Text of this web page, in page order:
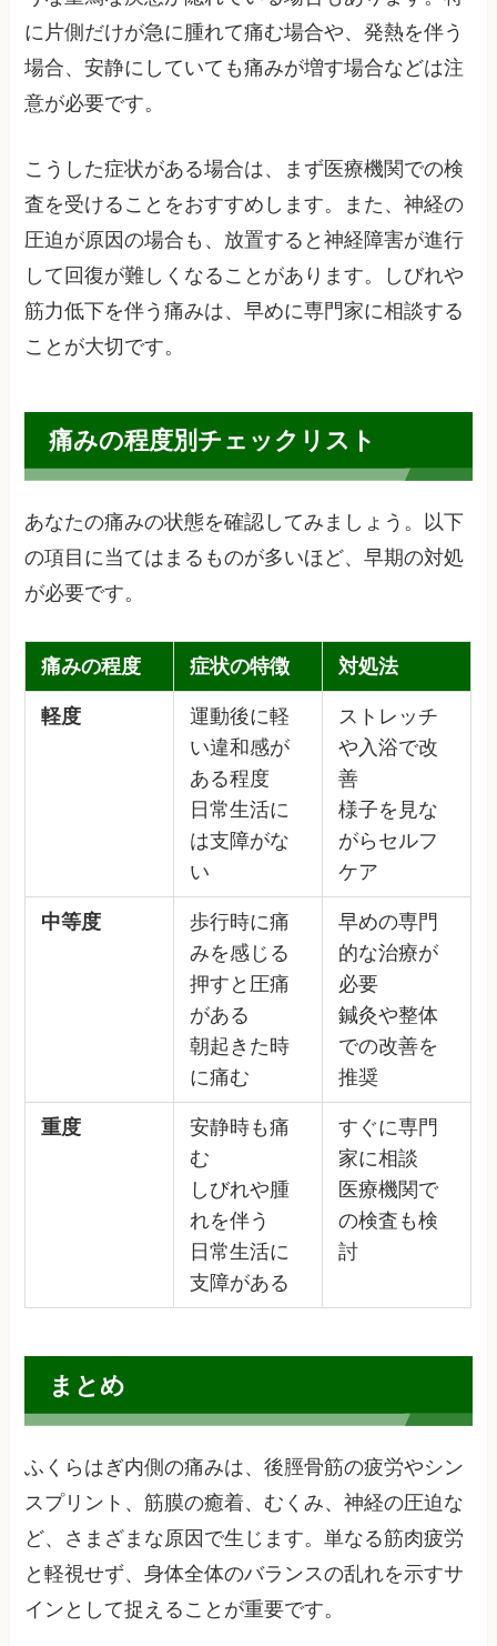
に片側だけが急に腫れて痛む場合や、発熱を伴う
場合、安静にしていても痛みが増す場合などは注
意が必要です。
こうした症状がある場合は、まず医療機関での検
査を受けることをおすすめします。また、神経の
圧迫が原因の場合も、放置すると神経障害が進行
して回復が難しくなることがあります。しびれや
筋力低下を伴う痛みは、早めに専門家に相談する
ことが大切です。
痛みの程度別チェックリスト
あなたの痛みの状態を確認してみましょう。以下
の項目に当てはまるものが多いほど、早期の対処
が必要です。
痛みの程度 症状の特徴 対処法
軽度
運動後に軽
い違和感が
ある程度
日常生活に
は支障がな
い
ストレッチ
や入浴で改
善
様子を見な
がらセルフ
ケア
中等度
歩行時に痛
みを感じる
押すと圧痛
がある
朝起きた時
に痛む
早めの専門
的な治療が
必要
鍼灸や整体
での改善を
推奨
重度
安静時も痛
む
しびれや腫
れを伴う
日常生活に
支障がある
すぐに専門
家に相談
医療機関で
の検査も検
討
まとめ
ふくらはぎ内側の痛みは、後脛骨筋の疲労やシン
スプリント、筋膜の癒着、むくみ、神経の圧迫な
ど、さまざまな原因で生じます。単なる筋肉疲労
と軽視せず、身体全体のバランスの乱れを示すサ
インとして捉えることが重要です。